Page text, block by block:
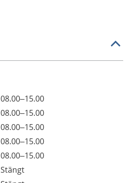
08.00–15.00
08.00–15.00
08.00–15.00
08.00–15.00
08.00–15.00
Stängt